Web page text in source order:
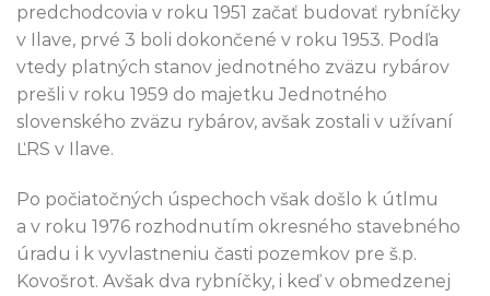
predchodcovia v roku 1951 začať budovať rybníčky
v Ilave, prvé 3 boli dokončené v roku 1953. Podľa
vtedy platných stanov jednotného zväzu rybárov
prešli v roku 1959 do majetku Jednotného
slovenského zväzu rybárov, avšak zostali v užívaní
ĽRS v Ilave.
Po počiatočných úspechoch však došlo k útlmu
a v roku 1976 rozhodnutím okresného stavebného
úradu i k vyvlastneniu časti pozemkov pre š.p.
Kovošrot. Avšak dva rybníčky, i keď v obmedzenej